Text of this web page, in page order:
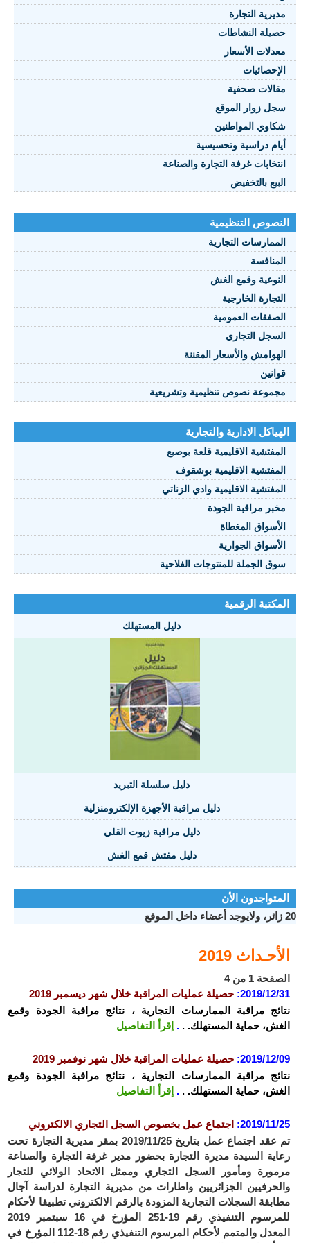
النصوص 2021
FRANÇAIS
مديرية التجارة
حصيلة النشاطات
معدلات الأسعار
الإحصائيات
مقالات صحفية
سجل زوار الموقع
شكاوي المواطنين
أيام دراسية وتحسيسية
انتخابات غرفة التجارة والصناعة
البيع بالتخفيض
النصوص التنظيمية
الممارسات التجارية
المنافسة
النوعية وقمع الغش
التجارة الخارجية
الصفقات العمومية
السجل التجاري
الهوامش والأسعار المقننة
قوانين
مجموعة نصوص تنظيمية وتشريعية
الهياكل الادارية والتجارية
المفتشية الاقليمية قلعة بوصبع
المفتشية الاقليمية بوشقوف
المفتشية الاقليمية وادي الزناتي
مخبر مراقبة الجودة
الأسواق المغطاة
الأسواق الجوارية
سوق الجملة للمنتوجات الفلاحية
المكتبة الرقمية
دليل المستهلك
دليل سلسلة التبريد
دليل مراقبة الأجهزة الإلكترومنزلية
دليل مراقبة زيوت القلي
دليل مفتش قمع الغش
المتواجدون الأن
20 زائر، ولايوجد أعضاء داخل الموقع
الأحـداث 2019
الصفحة 1 من 4
2019/12/31
: حصيلة عمليات المراقبة خلال شهر ديسمبر 2019
نتائج مراقبة الممارسات التجارية ، نتائج مراقبة الجودة وقمع
الغش، حماية المستهلك. . . إقرأ التفاصيل
2019/12/09
: حصيلة عمليات المراقبة خلال شهر نوفمبر 2019
نتائج مراقبة الممارسات التجارية ، نتائج مراقبة الجودة وقمع
الغش، حماية المستهلك. . . إقرأ التفاصيل
2019/11/25
: اجتماع عمل بخصوص السجل التجاري الالكتروني
تم عقد اجتماع عمل بتاريخ 2019/11/25 بمقر مديرية التجارة تحت
رعاية السيدة مديرة التجارة بحضور مدير غرفة التجارة والصناعة
مرمورة ومأمور السجل التجاري وممثل الاتحاد الولائي للتجار
والحرفيين الجزائريين واطارات من مديرية التجارة لدراسة آجال
مطابقة السجلات التجارية المزودة بالرقم الالكتروني تطبيقا لأحكام
للمرسوم التنفيذي رقم 19-251 المؤرخ في 16 سبتمبر 2019
المعدل والمتمم لأحكام المرسوم التنفيذي رقم 18-112 المؤرخ في